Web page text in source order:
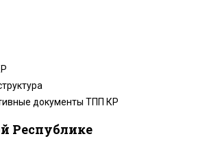
документы ТПП КР
Республике